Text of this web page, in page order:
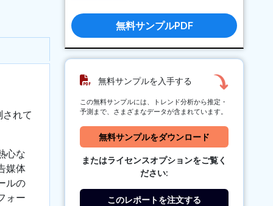
れて
心な
媒体
ルの
ォー
無料サンプルPDF
無料サンプルを入手する
この無料サンプルには、トレンド分析から推定・
予測まで、さまざまなデータが含まれています。
無料サンプルをダウンロード
またはライセンスオプションをご覧く
ださい:
このレポートを注文する